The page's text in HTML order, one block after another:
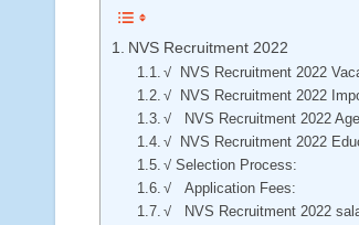
NVS Recruitment 2022
√ NVS Recruitment 2022
√ NVS Recruitment 2022
√ NVS Recruitment 2022
√ NVS Recruitment 2022
√ Selection Process:
√ Application Fees:
√ NVS Recruitment 2022